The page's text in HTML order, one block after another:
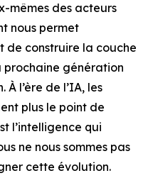
mêmes des acteurs
nous permet
de construire la couche
prochaine génération
l’ère de l’IA, les
plus le point de
l’intelligence qui
ne nous sommes pas
cette évolution.